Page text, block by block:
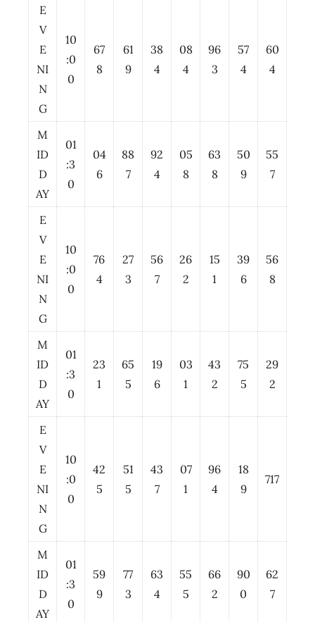
E
V
E
NI
N
G
10
:0
0
67
8
61
9
38
4
08
4
96
3
57
4
60
4
M
ID
D
AY
01
:3
0
04
6
88
7
92
4
05
8
63
8
50
9
55
7
E
V
E
NI
N
G
10
:0
0
76
4
27
3
56
7
26
2
15
1
39
6
56
8
M
ID
D
AY
01
:3
0
23
1
65
5
19
6
03
1
43
2
75
5
29
2
E
V
E
NI
N
G
10
:0
0
42
5
51
5
43
7
07
1
96
4
18
9
717
M
ID
D
AY
01
:3
0
59
9
77
3
63
4
55
5
66
2
90
0
62
7